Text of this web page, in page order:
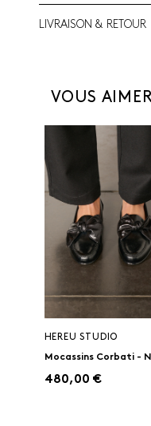
LIVRAISON & RETOUR
VOUS
HEREU STUDIO
Mocassins Corbati -
480,00 €